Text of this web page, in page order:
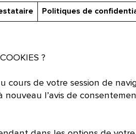
Politiques de
?
de votre session de
l’avis de